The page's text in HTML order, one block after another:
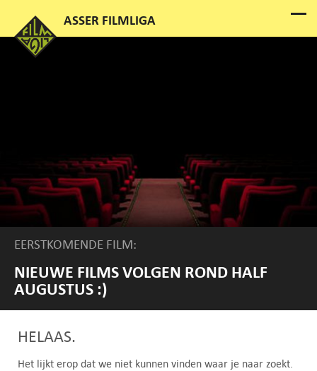
EERSTKOMENDE FILM:
NIEUWE FILMS VOLGEN ROND HALF
AUGUSTUS :)
HELAAS.
Het lijkt erop dat we niet kunnen vinden waar je naar zoekt.